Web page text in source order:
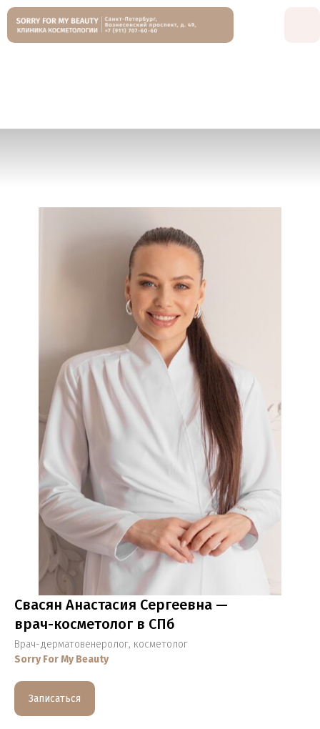
Свасян Анастасия Сергеевна —
врач-косметолог в СПб
Врач-дерматовенеролог, косметолог
Sorry For My Beauty
Записаться